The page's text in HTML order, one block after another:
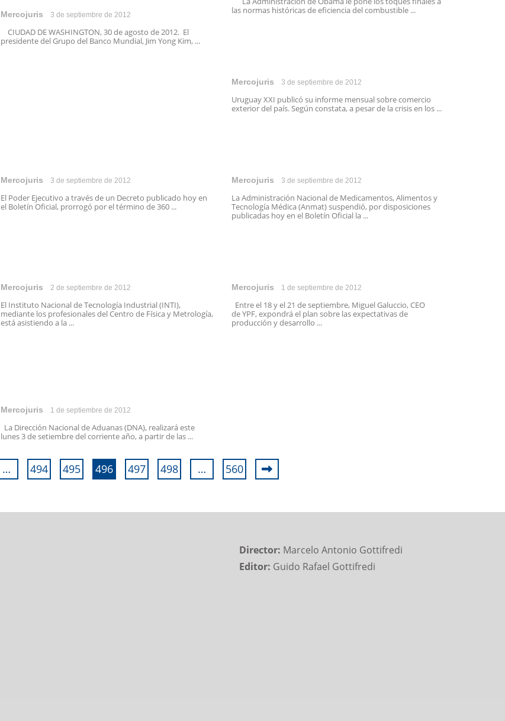
Mercojuris 3 de septiembre de 2012
CIUDAD DE WASHINGTON, 30 de agosto de 2012. El
presidente del Grupo del Banco Mundial, Jim Yong Kim, ...
las normas históricas de eficiencia del combustible ...
Mercojuris 3 de septiembre de 2012
Uruguay XXI publicó su informe mensual sobre comercio
exterior del país. Según constata, a pesar de la crisis en los ...
Mercojuris 3 de septiembre de 2012
El Poder Ejecutivo a través de un Decreto publicado hoy en
el Boletín Oficial, prorrogó por el término de 360 ...
Mercojuris 3 de septiembre de 2012
La Administración Nacional de Medicamentos, Alimentos y
Tecnología Médica (Anmat) suspendió, por disposiciones
publicadas hoy en el Boletín Oficial la ...
Mercojuris 2 de septiembre de 2012
El Instituto Nacional de Tecnología Industrial (INTI),
mediante los profesionales del Centro de Física y Metrología,
está asistiendo a la ...
Mercojuris 1 de septiembre de 2012
Entre el 18 y el 21 de septiembre, Miguel Galuccio, CEO
de YPF, expondrá el plan sobre las expectativas de
producción y desarrollo ...
Mercojuris 1 de septiembre de 2012
La Dirección Nacional de Aduanas (DNA), realizará este
lunes 3 de setiembre del corriente año, a partir de las ...
… 494 495 496 497 498 … 560
Director: Marcelo Antonio Gottifredi
Editor: Guido Rafael Gottifredi